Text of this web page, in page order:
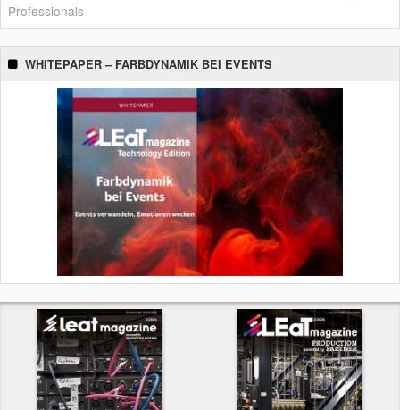
Professionals
WHITEPAPER – FARBDYNAMIK BEI EVENTS